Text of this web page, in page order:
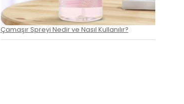
Çamaşır Spreyi Nedir ve Nasıl Kullanılır?